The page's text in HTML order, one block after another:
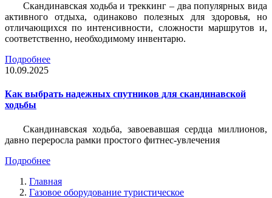
Скандинавская ходьба и треккинг – два популярных вида
активного отдыха, одинаково полезных для здоровья, но
отличающихся по интенсивности, сложности маршрутов и,
соответственно, необходимому инвентарю.
Подробнее
10.09.2025
Как выбрать надежных спутников для скандинавской
ходьбы
Скандинавская ходьба, завоевавшая сердца миллионов,
давно переросла рамки простого фитнес-увлечения
Подробнее
Главная
Газовое оборудование туристическое